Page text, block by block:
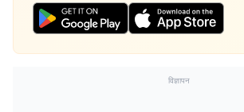
विज्ञापन